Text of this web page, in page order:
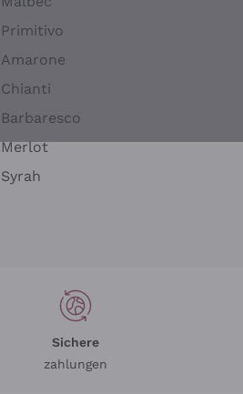
Primitivo
Amarone
Chianti
Barbaresco
Merlot
Syrah
Sichere
zahlungen